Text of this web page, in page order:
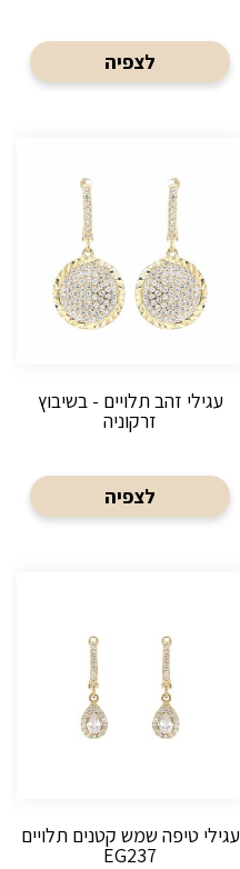
לצפיה
עגילי זהב תלויים - בשיבוץ
זרקוניה
לצפיה
עגילי טיפה שמש קטנים תלויים
EG237